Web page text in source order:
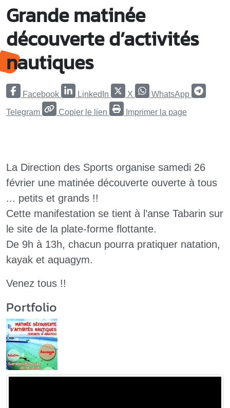
Grande matinée
découverte d’activités
nautiques
Facebook LinkedIn X WhatsApp
Telegram Copier le lien Imprimer la page
La Direction des Sports organise samedi 26
février une matinée découverte ouverte à tous
... petits et grands !!
Cette manifestation se tient à l’anse Tabarin sur
le site de la plate-forme flottante.
De 9h à 13h, chacun pourra pratiquer natation,
kayak et aquagym.
Venez tous !!
Portfolio